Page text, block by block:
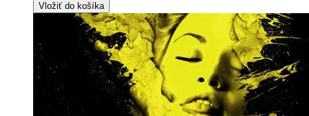
Vložiť do košíka